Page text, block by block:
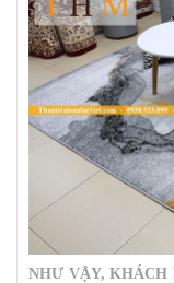
NHƯ VẬY, KHÁCH